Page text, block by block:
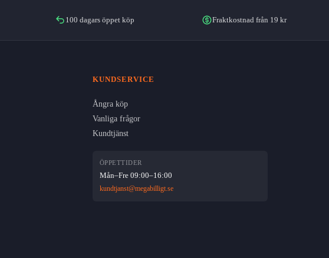
100 dagars öppet köp Fraktkostnad från 19 kr
KUNDSERVICE
Ångra köp
Vanliga frågor
Kundtjänst
ÖPPETTIDER
Mån–Fre 09:00–16:00
kundtjanst@megabilligt.se